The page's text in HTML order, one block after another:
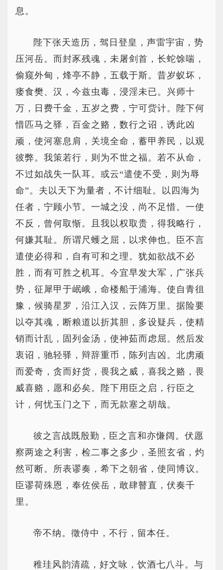
息。
陛下张天造历，驾日登皇，声雷宇宙，势
压河岳。而封豕残魂，未屠剑首，长蛇馀喘，
偷窥外甸，烽亭不静，五载于斯。昔岁蚁坏，
瘘食樊、汉，今兹虫毒，浸淫未已。兴师十
万，日费千金，五岁之费，宁可赀计。陛下何
惜匹马之驿，百金之赂，数行之诏，诱此凶
顽，使河塞息肩，关境全命，蓄甲养民，以观
彼弊。我策若行，则为不世之福。若不从命，
不过如战失一队耳。或云“遣使不受，则为辱
命”。夫以天下为量者，不计细耻。以四海为
任者，宁顾小节。一城之没，尚不足惜。一使
不反，曾何取惭。且我以权取贵，得我略行，
何嫌其耻。所谓尺蠖之屈，以求伸也。臣不言
遣使必得和，自有可和之理。犹如欲战不必
胜，而有可胜之机耳。今宜早发大军，广张兵
势，征犀甲于岷峨，命楼船于浦海。使自青徂
豫，候骑星罗，沿江入汉，云阵万里。据险要
以夺其魂，断粮道以折其胆，多设疑兵，使精
销而计乱，固列金汤，使神茹而虑屈。然后发
衷诏，驰轻驿，辩辞重币，陈列吉凶。北虏顽
而爱奇，贪而好货，畏我之威，喜我之赂，畏
威喜赂，愿和必矣。陛下用臣之启，行臣之
计，何忧玉门之下，而无款塞之胡哉。
彼之言战既殷勤，臣之言和亦慊阔。伏愿
察两途之利害，检二事之多少，圣照玄省，灼
然可断。所表谬奏，希下之朝省，使同博议。
臣谬荷殊恩，奉佐侯岳，敢肆瞽直，伏奏千
里。
帝不纳。徵侍中，不行，留本任。
稚珪风韵清疏，好文咏，饮酒七八斗。与